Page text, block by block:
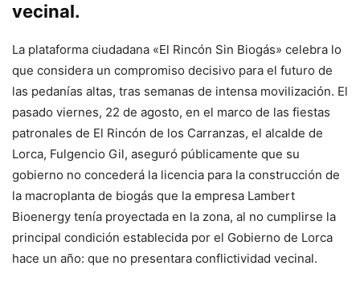
vecinal.
La plataforma ciudadana «El Rincón Sin Biogás» celebra lo
que considera un compromiso decisivo para el futuro de
las pedanías altas, tras semanas de intensa movilización. El
pasado viernes, 22 de agosto, en el marco de las fiestas
patronales de El Rincón de los Carranzas, el alcalde de
Lorca, Fulgencio Gil, aseguró públicamente que su
gobierno no concederá la licencia para la construcción de
la macroplanta de biogás que la empresa Lambert
Bioenergy tenía proyectada en la zona, al no cumplirse la
principal condición establecida por el Gobierno de Lorca
hace un año: que no presentara conflictividad vecinal.